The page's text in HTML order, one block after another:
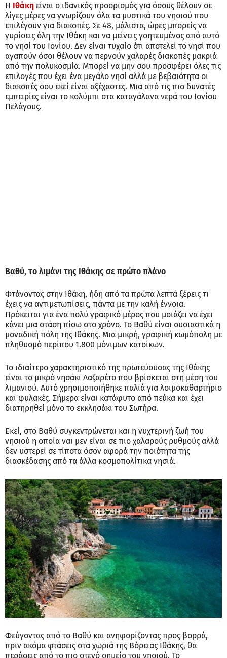
Η Ιθάκη είναι ο ιδανικός προορισμός για όσους θέλουν σε
λίγες μέρες να γνωρίζουν όλα τα μυστικά του νησιού που
επιλέγουν για διακοπές. Σε 48, μάλιστα, ώρες μπορείς να
γυρίσεις όλη την Ιθάκη και να μείνεις γοητευμένος από αυτό
το νησί του Ιονίου. Δεν είναι τυχαίο ότι αποτελεί το νησί που
αγαπούν όσοι θέλουν να περνούν χαλαρές διακοπές μακριά
από την πολυκοσμία. Μπορεί να μην σου προσφέρει όλες τις
επιλογές που έχει ένα μεγάλο νησί αλλά με βεβαιότητα οι
διακοπές σου εκεί είναι αξέχαστες. Μια από τις πιο δυνατές
εμπειρίες είναι το κολύμπι στα καταγάλανα νερά του Ιονίου
Πελάγους.
Βαθύ, το λιμάνι της Ιθάκης σε πρώτο πλάνο
Φτάνοντας στην Ιθάκη, ήδη από τα πρώτα λεπτά ξέρεις τι
έχεις να αντιμετωπίσεις, πάντα με την καλή έννοια.
Πρόκειται για ένα πολύ γραφικό μέρος που μοιάζει να έχει
κάνει μια στάση πίσω στο χρόνο. Το Βαθύ είναι ουσιαστικά η
μοναδική πόλη της Ιθάκης. Μια μικρή, γραφική κωμόπολη με
πληθυσμό περίπου 1.800 μόνιμων κατοίκων.
Το ιδιαίτερο χαρακτηριστικό της πρωτεύουσας της Ιθάκης
είναι το μικρό νησάκι Λαζαρέτο που βρίσκεται στη μέση του
λιμανιού. Αυτό χρησιμοποιήθηκε παλιά για λοιμοκαθαρτήριο
και φυλακές. Σήμερα είναι κατάφυτο από πεύκα και έχει
διατηρηθεί μόνο το εκκλησάκι του Σωτήρα.
Εκεί, στο Βαθύ συγκεντρώνεται και η νυχτερινή ζωή του
νησιού η οποία ναι μεν είναι σε πιο χαλαρούς ρυθμούς αλλά
δεν υστερεί σε τίποτα όσον αφορά την ποιότητα της
διασκέδασης από τα άλλα κοσμοπολίτικα νησιά.
Φεύγοντας από το Βαθύ και ανηφορίζοντας προς βορρά,
πριν ακόμα φτάσεις στα χωριά της Βόρειας Ιθάκης, θα
περάσεις από το πιο στενό σημείο του νησιού. Το